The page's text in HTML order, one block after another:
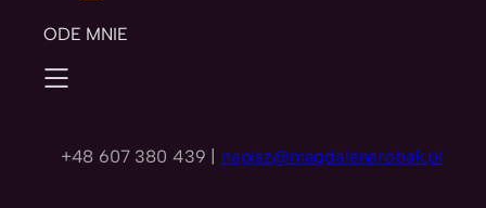
ODE MNIE
+48 607 380 439 | napisz@magdalenarobak.pl